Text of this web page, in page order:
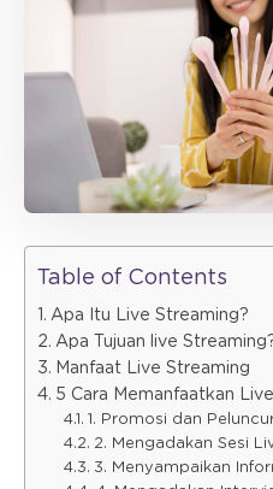
Table of Contents
Apa Itu Live Streaming?
Apa Tujuan live
Manfaat Live Streaming
5 Cara Memanfaatkan
1. Promosi dan
2. Mengadakan Sesi
3. Menyampaikan